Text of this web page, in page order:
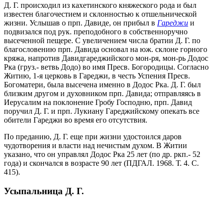
Д. Г. происходил из кахетинского княжеского рода и был
известен благочестием и склонностью к отшельнической
жизни. Услышав о прп. Давиде, он прибыл в Гареджи и
подвизался под рук. преподобного в собственноручно
высеченной пещере. С увеличением числа братии Д. Г. по
благословению прп. Давида основал на юж. склоне горного
кряжа, напротив Давидгареджийского мон-ря, мон-рь Додос
Рка (груз.- ветвь Додо) во имя Пресв. Богородицы. Согласно
Житию, 1-я церковь в Гареджи, в честь Успения Пресв.
Богоматери, была высечена именно в Додос Рка. Д. Г. был
близким другом и духовником прп. Давида; отправляясь в
Иерусалим на поклонение Гробу Господню, прп. Давид
поручил Д. Г. и прп. Лукиану Гареджийскому опекать все
обители Гареджи во время его отсутствия.
По преданию, Д. Г. еще при жизни удостоился даров
чудотворения и власти над нечистым духом. В Житии
указано, что он управлял Додос Рка 25 лет (по др. ркп.- 52
года) и скончался в возрасте 90 лет (ПДГАЛ. 1968. Т. 4. С.
415).
Усыпальница Д. Г.